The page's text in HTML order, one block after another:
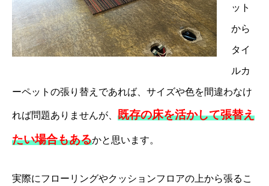
ット
から
タイ
ルカ
ーペットの張り替えであれば、サイズや色を間違わなけ
れば問題ありませんが、 既存の床を活かして張替え
たい場合もあるかと思います。
実際にフローリングやクッションフロアの上から張るこ